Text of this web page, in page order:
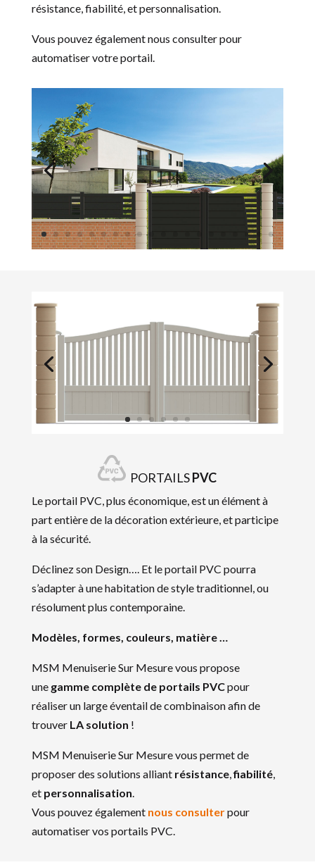
résistance, fiabilité, et personnalisation.
Vous pouvez également nous consulter pour
automatiser votre portail.
PORTAILSPVC
Le portail PVC, plus économique, est un élément à
part entière de la décoration extérieure, et participe
à la sécurité.
Déclinez son Design…. Et le portail PVC pourra
s’adapter à une habitation de style traditionnel, ou
résolument plus contemporaine.
Modèles, formes, couleurs, matière …
MSM Menuiserie Sur Mesure vous propose
une gamme complète de portails PVCpour
réaliser un large éventail de combinaison afin de
trouver LA solution !
MSM Menuiserie Sur Mesure vous permet de
proposer des solutions alliant résistance,fiabilité,
et personnalisation.
Vous pouvez également nous consulterpour
automatiser vos portails PVC.